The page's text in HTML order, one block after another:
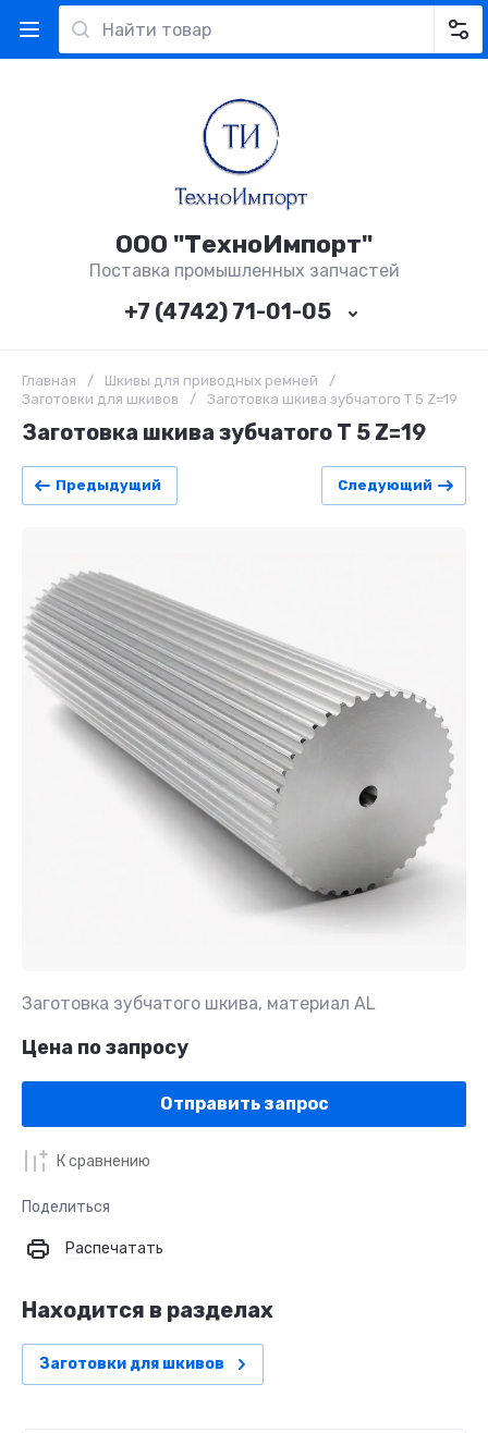
ООО "ТехноИмпорт"
Поставка промышленных запчастей
+7 (4742) 71-01-05
Главная / Шкивы для приводных ремней
/
Заготовки для шкивов
/ Заготовка шкива зубчатого T 5 Z=19
Заготовка шкива зубчатого T 5 Z=19
Предыдущий Следующий
Заготовка зубчатого шкива, материал AL
Цена по запросу
Отправить запрос
К сравнению
Поделиться
Распечатать
Находится в разделах
Заготовки для шкивов